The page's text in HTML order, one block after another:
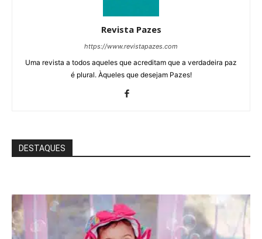
Revista Pazes
https://www.revistapazes.com
Uma revista a todos aqueles que acreditam que a verdadeira paz
é plural. Àqueles que desejam Pazes!
DESTAQUES